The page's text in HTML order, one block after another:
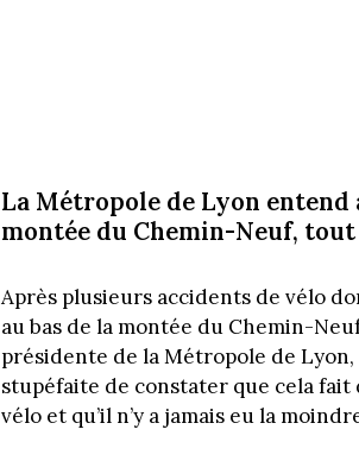
La Métropole de Lyon
montée du Chemin-Neuf,
Après plusieurs accidents de vélo
au bas de la montée du Chemin-
présidente de la Métropole de Lyon,
stupéfaite de constater que cela
vélo et qu’il n’y a jamais eu la